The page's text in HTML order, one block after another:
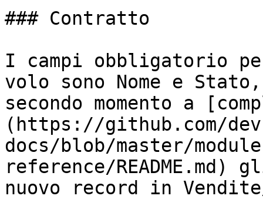
### Contratto
I campi obbligatorio
volo sono Nome e
secondo momento a
(https://github.com/
docs/blob/master/
reference/
nuovo record in